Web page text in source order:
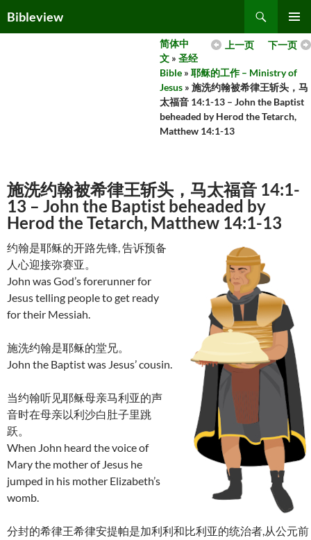
toBibleview
MENU
下一页
上一页
简体中
文 » 圣经
Bible » 耶稣的工作 – Ministry of
Jesus » 施洗约翰被希律王斩头，马
太福音 14:1-13 – John the Baptist
beheaded by Herod the Tetarch,
Matthew 14:1-13
施洗约翰被希律王斩头，马太福音 14:1-
13 – John the Baptist beheaded by
Herod the Tetarch, Matthew 14:1-13
约翰是耶稣的开路先锋, 告诉预备
人心迎接弥赛亚。
John was God’s forerunner for
Jesus telling people to get ready
for their Messiah.
施洗约翰是耶稣的堂兄。
John the Baptist was Jesus’ cousin.
当约翰听见耶稣母亲马利亚的声
音时在母亲以利沙白肚子里跳
跃。
When John heard the voice of
Mary the mother of Jesus he
jumped in his mother Elizabeth’s
womb.
分封的希律王希律安提帕是加利利和比利亚的统治者,从公元前